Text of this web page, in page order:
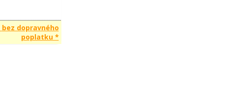
bez dopravného
poplatku *